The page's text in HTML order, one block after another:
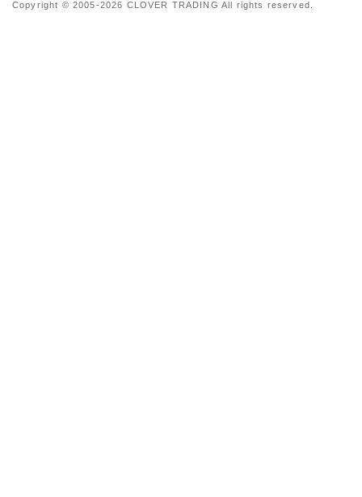
Copyright © 2005-2026 CLOVER TRADING All rights reserved.